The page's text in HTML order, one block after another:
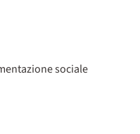
sociale